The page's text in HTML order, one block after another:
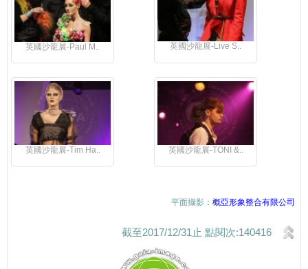
英國沙龍展-Paul M.. 英國沙龍展-Live S..
英國沙龍展-Tim Ha.. 英國沙龍展-TONI &..
平面攝影： 概亞形象整合有限公司
截至2017/12/31止 點閱次:140416